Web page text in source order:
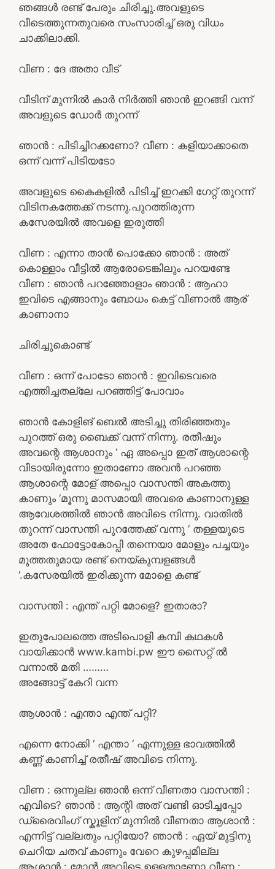
ഞങ്ങൾ രണ്ട് പേരും ചിരിച്ചു.അവളുടെ
വീടെത്തുന്നതുവരെ സംസാരിച്ച് ഒരു വിധം
ചാക്കിലാക്കി.
വീണ : ദേ അതാ വീട്
വീടിന് മുന്നിൽ കാർ നിർത്തി ഞാൻ ഇറങ്ങി വന്ന്
അവളുടെ ഡോർ തുറന്ന്
ഞാൻ : പിടിച്ചിറക്കണോ? വീണ : കളിയാക്കാതെ
ഒന്ന് വന്ന് പിടിയടോ
അവളുടെ കൈകളിൽ പിടിച്ച് ഇറക്കി ഗേറ്റ് തുറന്ന്
വീടിനകത്തേക്ക് നടന്നു.പുറത്തിരുന്ന
കസേരയിൽ അവളെ ഇരുത്തി
വീണ : എന്നാ താൻ പൊക്കോ ഞാൻ : അത്
കൊള്ളാം വീട്ടിൽ ആരോടെങ്കിലും പറയണ്ടേ
വീണ : ഞാൻ പറഞ്ഞോളാം ഞാൻ : ആഹാ
ഇവിടെ എങ്ങാനും ബോധം കെട്ട് വീണാൽ ആര്
കാണാനാ
ചിരിച്ചുകൊണ്ട്
വീണ : ഒന്ന് പോടോ ഞാൻ : ഇവിടെവരെ
എത്തിച്ചതല്ലേ പറഞ്ഞിട്ട് പോവാം
ഞാൻ കോളിങ്‌ ബെൽ അടിച്ചു തിരിഞ്ഞതും
പുറത്ത് ഒരു ബൈക്ക് വന്ന് നിന്നു. രതീഷും
അവന്റെ ആശാനും ‘ ഏ അപ്പൊ ഇത് ആശാന്റെ
വീടായിരുന്നോ ഇതാണോ അവൻ പറഞ്ഞ
ആശാന്റെ മോള് അപ്പൊ വാസന്തി അകത്തു
കാണും ‘മൂന്നു മാസമായി അവരെ കാണാനുള്ള
ആവേശത്തിൽ ഞാൻ അവിടെ നിന്നു. വാതിൽ
തുറന്ന് വാസന്തി പുറത്തേക്ക് വന്നു ‘ തള്ളയുടെ
അതേ ഫോട്ടോകോപ്പി തന്നെയാ മോളും പച്ചയും
മൂത്തതുമായ രണ്ട് നെയ്കുമ്പളങ്ങൾ
‘.കസേരയിൽ ഇരിക്കുന്ന മോളെ കണ്ട്
വാസന്തി : എന്ത് പറ്റി മോളെ? ഇതാരാ?
ഇതുപോലത്തെ അടിപൊളി കമ്പി കഥകൾ
വായിക്കാൻ www.kambi.pw ഈ സൈറ്റ് ൽ
വന്നാൽ മതി ………
അങ്ങോട്ട്‌ കേറി വന്ന
ആശാൻ : എന്താ എന്ത് പറ്റി?
എന്നെ നോക്കി ‘ എന്താ ‘ എന്നുള്ള ഭാവത്തിൽ
കണ്ണ് കാണിച്ച് രതീഷ് അവിടെ നിന്നു.
വീണ : ഒന്നുല്ല ഞാൻ ഒന്ന് വീണതാ വാസന്തി :
എവിടെ? ഞാൻ : ആന്റി അത് വണ്ടി ഓടിച്ചപ്പോ
ഡ്രൈവിംഗ് സ്കൂളിന് മുന്നിൽ വീണതാ ആശാൻ :
എന്നിട്ട് വല്ലതും പറ്റിയോ? ഞാൻ : ഏയ്‌ മുട്ടിനു
ചെറിയ ചതവ് കാണും വേറെ കുഴപ്പമില്ല
ആശാൻ : മോൻ അവിടെ ഉള്ളതാണോ വീണ :